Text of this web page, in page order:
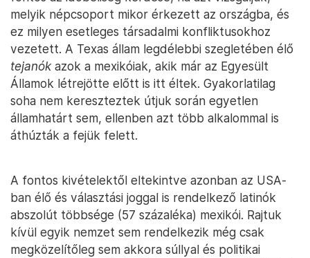
melyik népcsoport mikor érkezett az országba, és
ez milyen esetleges társadalmi konfliktusokhoz
vezetett. A Texas állam legdélebbi szegletében élő
tejanókazok a mexikóiak, akik már az Egyesült
Államok létrejötte előtt is itt éltek. Gyakorlatilag
soha nem kereszteztek útjuk során egyetlen
államhatárt sem, ellenben azt több alkalommal is
áthúzták a fejük felett.
A fontos kivételektől eltekintve azonban az USA-
ban élő és választási joggal is rendelkező latinók
abszolút többsége (57 százaléka) mexikói. Rajtuk
kívül egyik nemzet sem rendelkezik még csak
megközelítőleg sem akkora súllyal és politikai